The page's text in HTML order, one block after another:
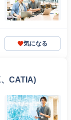
気になる
CATIA)